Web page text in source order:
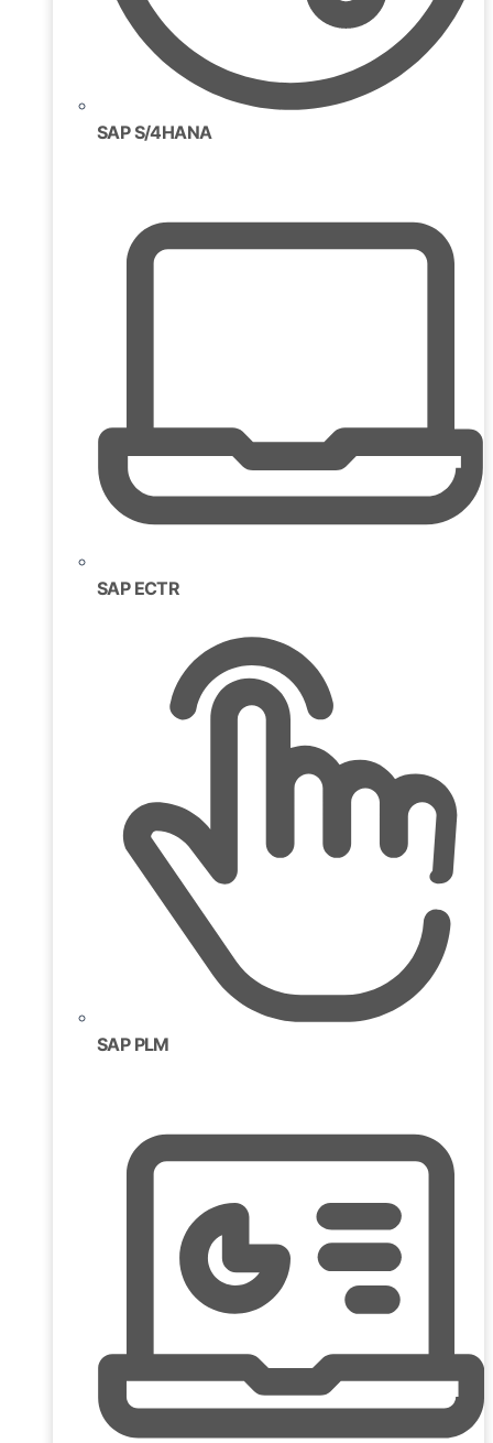
SAP S/4HANA
SAP ECTR
SAP PLM